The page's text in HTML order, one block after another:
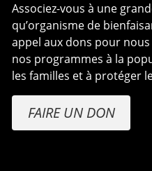
Associez-vous à une
qu’organisme de
appel aux dons pour
nos programmes à la
les familles et à protéger
FAIRE UN DON